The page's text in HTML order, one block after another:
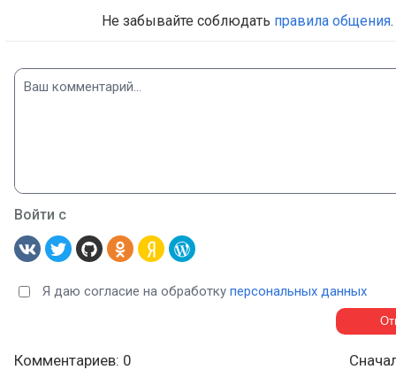
Не забывайте соблюдать правила общения.
Войти с
Я даю согласие на обработку персональных данных
Комментариев: 0